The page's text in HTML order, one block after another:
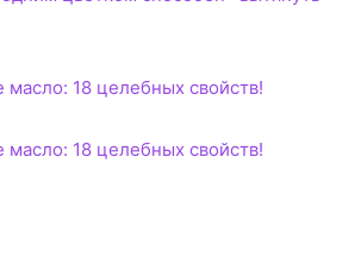
масло: 18 целебных свойств!
масло: 18 целебных свойств!